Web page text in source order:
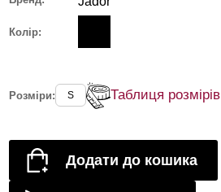
Колір:
Розміри: S Таблиця розмірів
Додати до кошика